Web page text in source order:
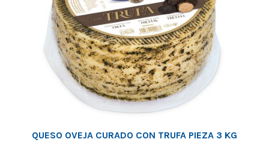
QUESO OVEJA CURADO CON TRUFA PIEZA 3 KG